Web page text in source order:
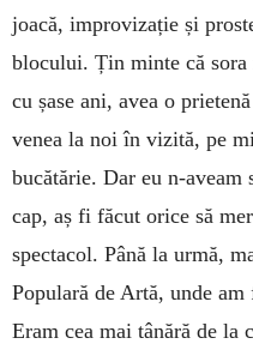
joacă, improvizație și
blocului. Țin minte că sora
cu șase ani, avea o
venea la noi în vizită, pe
bucătărie. Dar eu n-
cap, aș fi făcut orice să
spectacol. Până la urmă,
Populară de Artă, unde
Eram cea mai tânără de la